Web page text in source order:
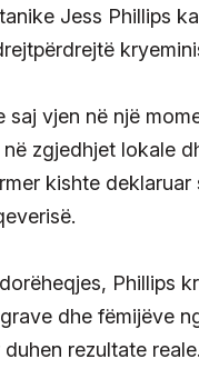
Jess Phillips
saj vjen në një
në zgjedhjet lokale
kishte
Phillips
dhe fëmijëve
rezultate reale.